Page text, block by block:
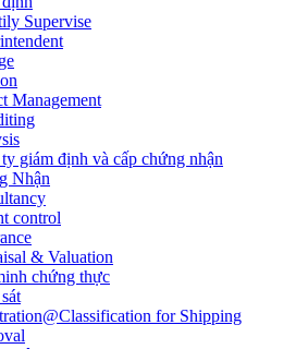
Supervise
Management
giám định và cấp chứng nhận
Nhận
control
& Valuation
chứng thực
for Shipping